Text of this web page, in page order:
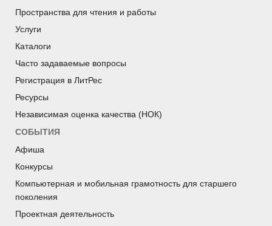
Пространства для чтения и работы
Услуги
Каталоги
Часто задаваемые вопросы
Регистрация в ЛитРес
Ресурсы
Независимая оценка качества (НОК)
СОБЫТИЯ
Афиша
Конкурсы
Компьютерная и мобильная грамотность для старшего
поколения
Проектная деятельность